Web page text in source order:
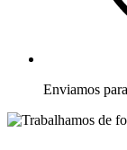
Enviamos